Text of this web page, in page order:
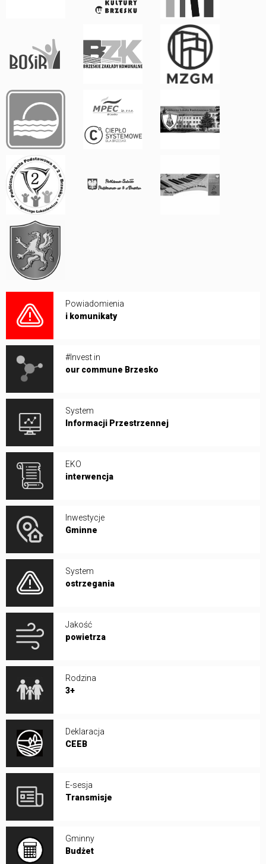
Powiadomienia
i komunikaty
#Invest in
our commune Brzesko
System
Informacji Przestrzennej
EKO
interwencja
Inwestycje
Gminne
System
ostrzegania
Jakość
powietrza
Rodzina
3+
Deklaracja
CEEB
E-sesja
Transmisje
Gminny
Budżet